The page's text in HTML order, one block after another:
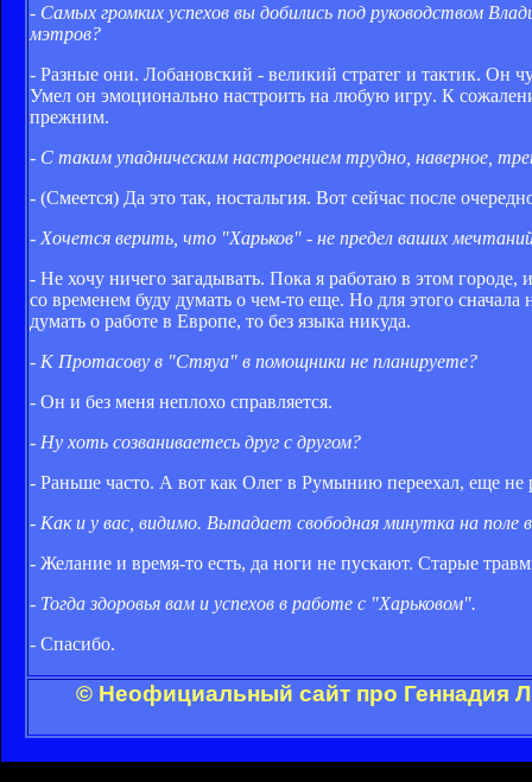
- Самых громких успехов вы добились под руководством
мэтров?
- Разные они. Лобановский - великий стратег и тактик. Он
Умел он эмоционально настроить на любую игру. К
прежним.
- С таким упадническим настроением трудно, наверное,
- (Смеется) Да это так, ностальгия. Вот сейчас после
- Хочется верить, что "Харьков" - не предел ваших
- Не хочу ничего загадывать. Пока я работаю в этом
со временем буду думать о чем-то еще. Но для этого
думать о работе в Европе, то без языка никуда.
- К Протасову в "Стяуа" в помощники не планируете?
- Он и без меня неплохо справляется.
- Ну хоть созваниваетесь друг с другом?
- Раньше часто. А вот как Олег в Румынию переехал, еще не
- Как и у вас, видимо. Выпадает свободная минутка на поле
- Желание и время-то есть, да ноги не пускают. Старые
- Тогда здоровья вам и успехов в работе с "Харьковом".
- Спасибо.
© Неофициальный сайт про Геннадия